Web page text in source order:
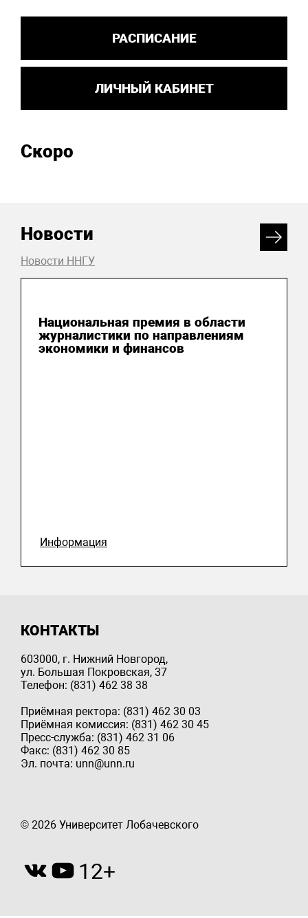
РАСПИСАНИЕ
ЛИЧНЫЙ КАБИНЕТ
Скоро
Новости
Новости ННГУ
Национальная премия в области
журналистики по направлениям
экономики и финансов
Информация
КОНТАКТЫ
603000, г. Нижний Новгород,
ул. Большая Покровская, 37
Телефон: (831) 462 38 38
Приёмная ректора: (831) 462 30 03
Приёмная комиссия: (831) 462 30 45
Пресс-служба: (831) 462 31 06
Факс: (831) 462 30 85
Эл. почта: unn@unn.ru
© 2026 Университет Лобачевского
12+